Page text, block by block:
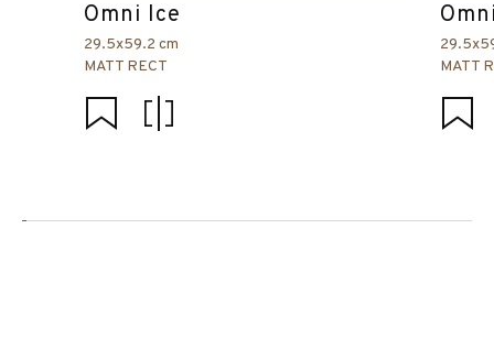
Omni Ice
29.5x59.2 cm
MATT RECT
MATT